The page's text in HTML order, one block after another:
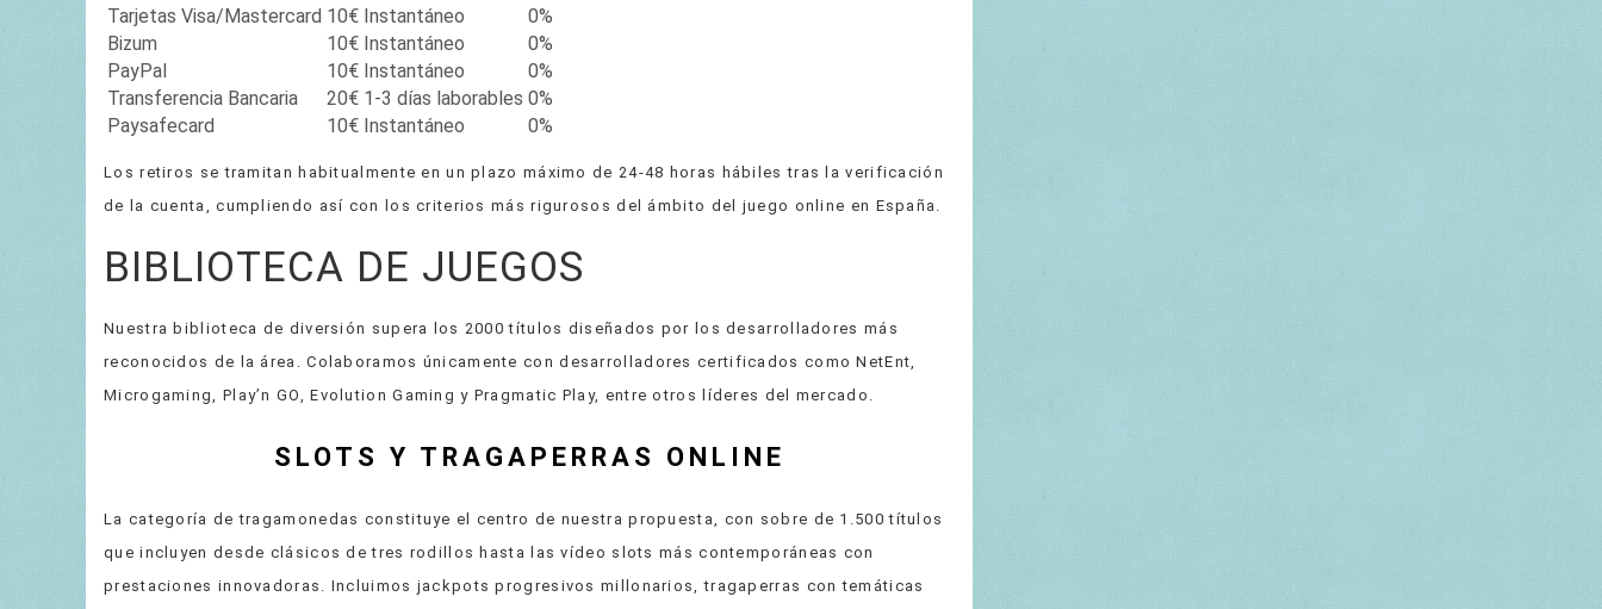
Tarjetas Visa/Mastercard 10€ Instantáneo
0%
Bizum
10€ Instantáneo
0%
PayPal
10€ Instantáneo
0%
Transferencia Bancaria
20€ 1-3 días laborables 0%
Paysafecard
10€ Instantáneo 0%
Los retiros se tramitan habitualmente en un plazo máximo de 24-48 horas hábiles tras la verificación
de la cuenta, cumpliendo así con los criterios más rigurosos del ámbito del juego online en España.
BIBLIOTECA DE JUEGOS
Nuestra biblioteca de diversión supera los 2000 títulos diseñados por los desarrolladores más
reconocidos de la área. Colaboramos únicamente con desarrolladores certificados como NetEnt,
Microgaming, Play’n GO, Evolution Gaming y Pragmatic Play, entre otros líderes del mercado.
SLOTS Y TRAGAPERRAS ONLINE
La categoría de tragamonedas constituye el centro de nuestra propuesta, con sobre de 1.500 títulos
que incluyen desde clásicos de tres rodillos hasta las vídeo slots más contemporáneas con
prestaciones innovadoras. Incluimos jackpots progresivos millonarios, tragaperras con temáticas